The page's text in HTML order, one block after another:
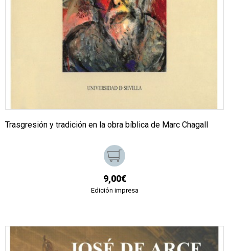
Trasgresión y tradición en la obra bíblica de Marc Chagall
9,00€
Edición impresa